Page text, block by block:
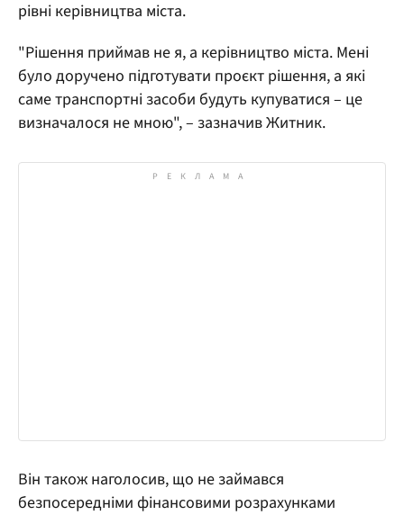
рівні керівництва міста.
"Рішення приймав не я, а керівництво міста. Мені
було доручено підготувати проєкт рішення, а які
саме транспортні засоби будуть купуватися – це
визначалося не мною", – зазначив Житник.
Він також наголосив, що не займався
безпосередніми фінансовими розрахунками